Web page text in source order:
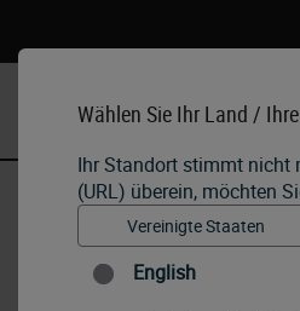
Wählen Sie Ihr Land /
Ihr Standort stimmt nicht
(URL) überein, möchten
English
Histology Consumables
Mit Formalin vorbefüllte